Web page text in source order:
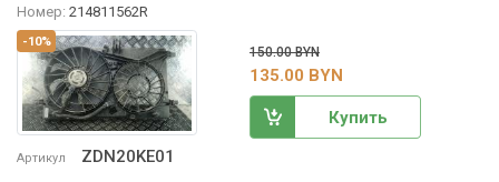
-10%
Артикул ZDN20KE01
Номер: 214811562R
150.00 BYN
135.00 BYN
Купить